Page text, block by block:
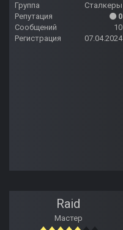
Группа
Сталкеры
Репутация
0
Сообщений
10
Регистрация
07.04.2024
Raid
Мастер